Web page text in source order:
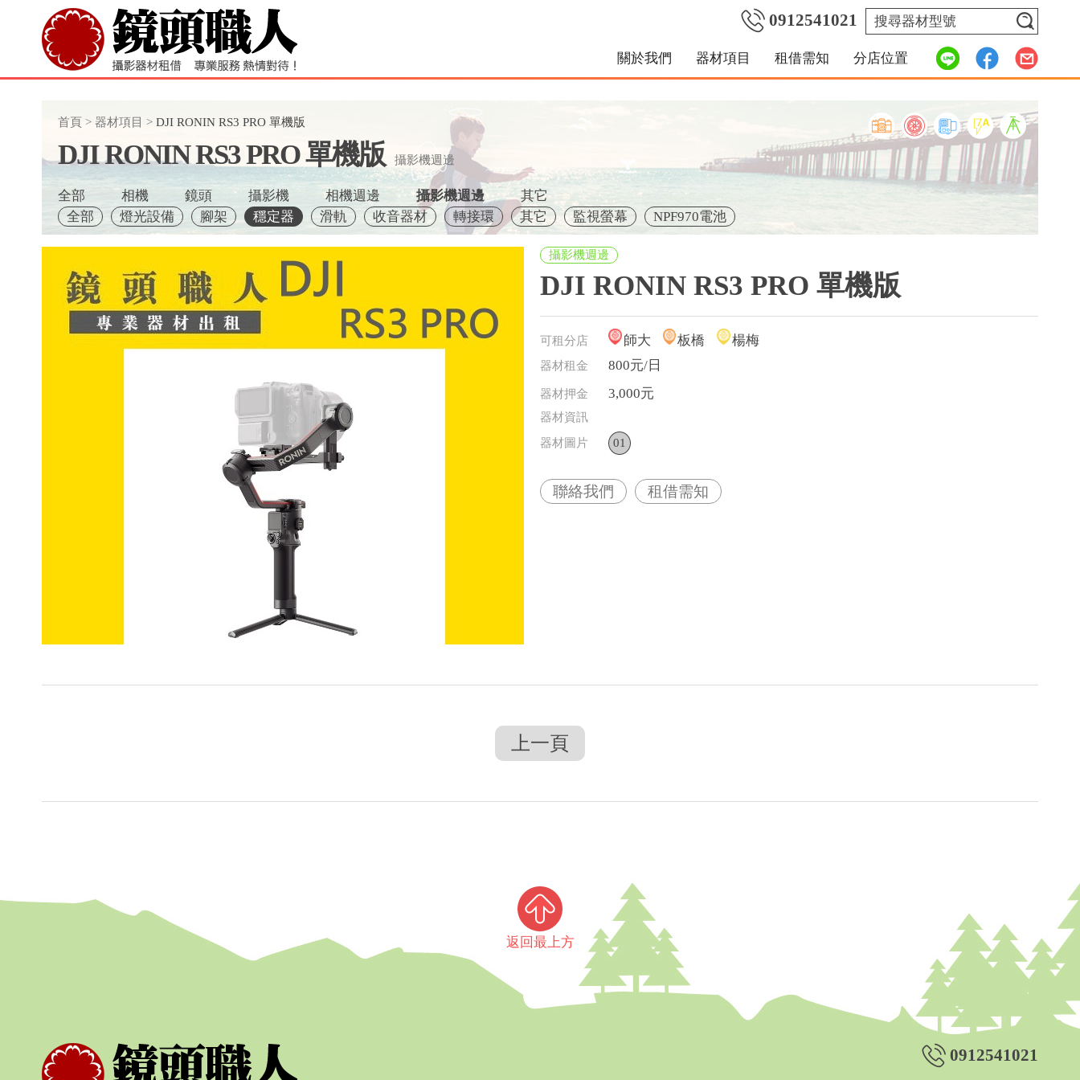
0912541021
關於我們 器材項目 租借需知 分店位置
首頁 > 器材項目 > DJI RONIN RS3 PRO 單機版
DJI RONIN RS3 PRO 單機版 攝影機週邊
全部 相機 鏡頭 攝影機 相機週邊
攝影機週邊
全部
燈光設備 腳架 穩定器 滑軌 收音器材 轉接環 其它 監視螢幕 NPF970電池
其它
攝影機週邊
DJI RONIN RS3 PRO 單機版
可租分店 師大 板橋 楊梅
器材租金 800元/日
器材押金 3,000元
器材資訊
器材圖片
01
聯絡我們 租借需知
上一頁
返回最上方
0912541021